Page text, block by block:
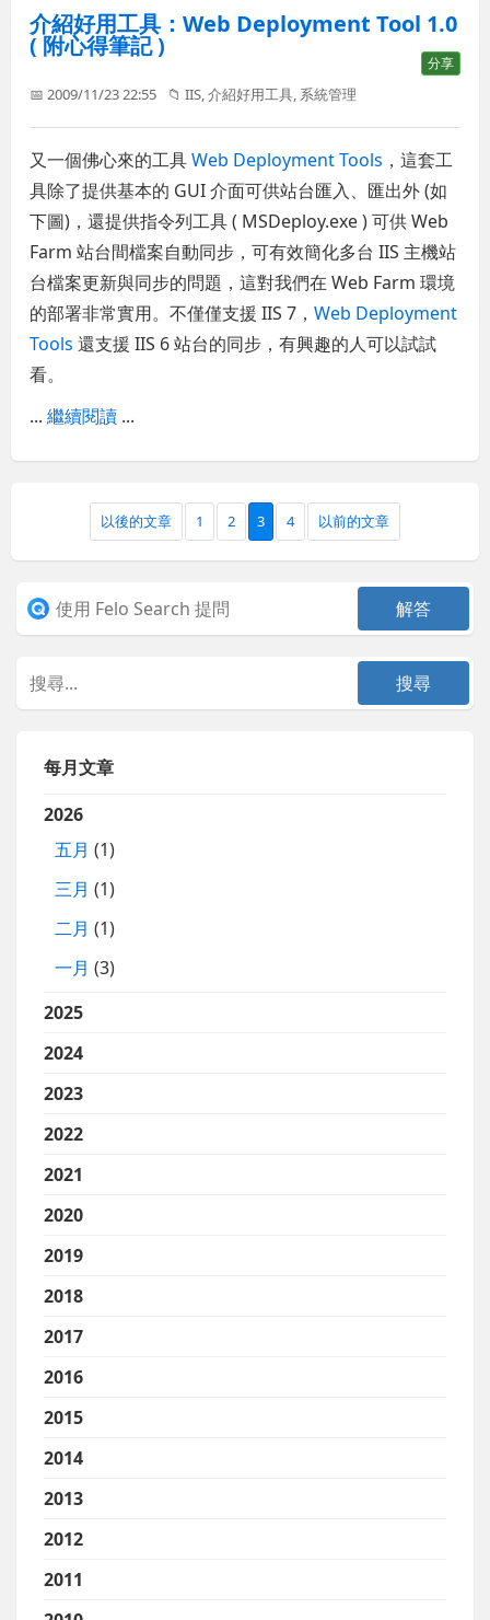
介紹好用工具：Web Deployment Tool 1.0
( 附心得筆記 )
分享
📅 2009/11/23 22:55 📁IIS,介紹好用工具, 系統管理
又一個佛心來的工具Web Deployment Tools ，這套工
具除了提供基本的 GUI 介面可供站台匯入、匯出外 (如
下圖)，還提供指令列工具 ( MSDeploy.exe ) 可供 Web
Farm 站台間檔案自動同步，可有效簡化多台 IIS 主機站
台檔案更新與同步的問題，這對我們在 Web Farm 環境
的部署非常實用。不僅僅支援 IIS 7，Web Deployment
Tools 還支援 IIS 6 站台的同步，有興趣的人可以試試
看。
...繼續閱讀 ...
以後的文章 1 2 3 4 以前的文章
每月文章
2026
五月 (1)
三月 (1)
二月 (1)
一月 (3)
2025
2024
2023
2022
2021
2020
2019
2018
2017
2016
2015
2014
2013
2012
2011